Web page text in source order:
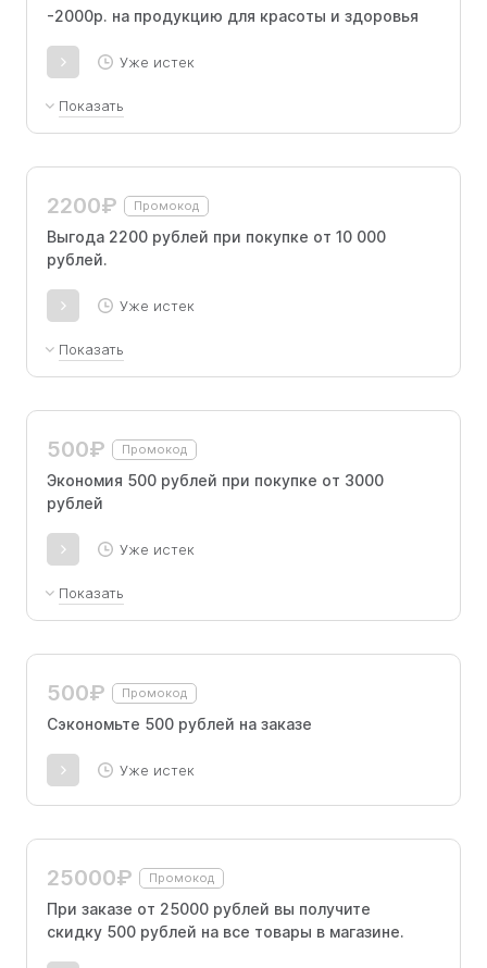
-2000р. на продукцию для красоты и здоровья
Уже истек
Показать
Womanizer, Arcwave, We-Vibe, Romp, FOREO, Ya-Man,
Minna, Tonis, CF Magic, Miracle Premium. Предложение
лимитировано.
2200₽ Промокод
Выгода 2200 рублей при покупке от 10 000
рублей.
Уже истек
Показать
style, kativa, meoli, happy anne.
500₽ Промокод
Экономия 500 рублей при покупке от 3000
рублей
Уже истек
Показать
KATIVA, HAPPY ANNE, FOREO, Ya-Man,
De Saba, Detensor
500₽ Промокод
Сэкономьте 500 рублей на заказе
Уже истек
25000₽ Промокод
При заказе от 25000 рублей вы получите
скидку 500 рублей на все товары в магазине.